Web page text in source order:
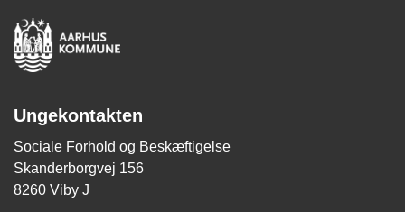
Ungekontakten
Sociale Forhold og Beskæftigelse
Skanderborgvej 156
8260 Viby J